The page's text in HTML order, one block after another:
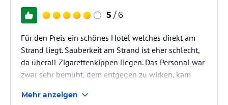
5 / 6
Für den Preis ein schönes Hotel welches direkt am
Strand liegt. Sauberkeit am Strand ist eher schlecht,
da überall Zigarettenkippen liegen. Das Personal war
zwar sehr bemüht, dem entgegen zu wirken, kam
Mehr anzeigen